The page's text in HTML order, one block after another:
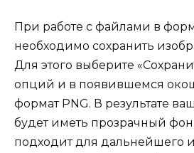
При работе с файлами в
необходимо сохранить
Для этого выберите
опций и в появившемся
формат PNG. В результате
будет иметь прозрачный
подходит для дальнейшего